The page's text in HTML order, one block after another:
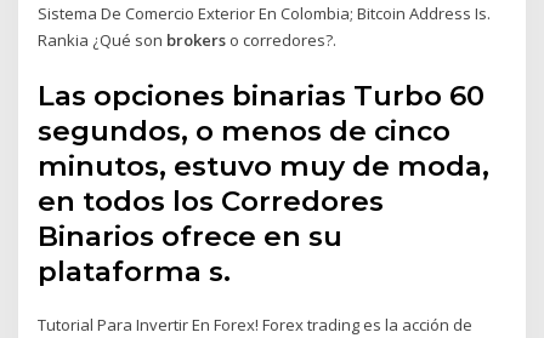
Sistema De Comercio Exterior En Colombia; Bitcoin Address Is.
Rankia ¿Qué son brokers o corredores?.
Las opciones binarias Turbo 60
segundos, o menos de cinco
minutos, estuvo muy de moda,
en todos los Corredores
Binarios ofrece en su
plataforma s.
Tutorial Para Invertir En Forex! Forex trading es la acción de